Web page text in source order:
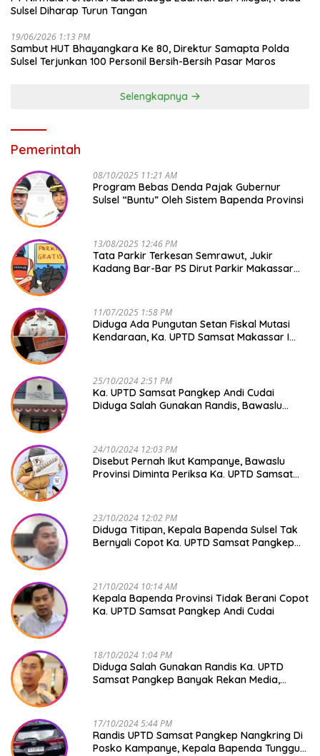
Sulsel Diharap Turun Tangan
19/06/2026 1:13 PM
Sambut HUT Bhayangkara Ke 80, Direktur Samapta Polda
Sulsel Terjunkan 100 Personil Bersih-Bersih Pasar Maros
Selengkapnya
Pemerintah
08/10/2025 11:21 AM
Program Bebas Denda Pajak Gubernur
Sulsel “Buntu” Oleh Sistem Bapenda Provinsi
13/08/2025 12:46 PM
Tata Parkir Terkesan Semrawut, Jukir
Kadang Bar-Bar PS Dirut Parkir Makassar
11/07/2025 1:58 PM
Diduga Ada Pungutan Setan Fiskal Mutasi
Kendaraan, Ka. UPTD Samsat Makassar I
25/10/2024 2:51 PM
Ka. UPTD Samsat Pangkep Andi Cudai
Diduga Salah Gunakan Randis, Bawaslu
24/10/2024 12:03 PM
Disebut Pernah Ikut Kampanye, Bawaslu
Provinsi Diminta Periksa Ka. UPTD Samsat
23/10/2024 12:02 PM
Diduga Titipan, Kepala Bapenda Sulsel Tak
Bernyali Copot Ka. UPTD Samsat Pangkep
21/10/2024 10:14 AM
Kepala Bapenda Provinsi Tidak Berani Copot
Ka. UPTD Samsat Pangkep Andi Cudai
18/10/2024 1:04 PM
Diduga Salah Gunakan Randis Ka. UPTD
Samsat Pangkep Banyak Rekan Media,
17/10/2024 5:44 PM
Randis UPTD Samsat Pangkep Nangkring Di
Posko Kampanye, Kepala Bapenda Tunggu